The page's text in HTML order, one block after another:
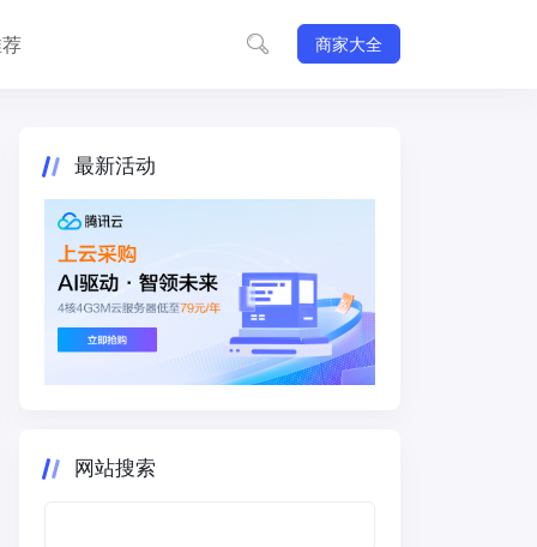
商家大全
最新活动
网站搜索